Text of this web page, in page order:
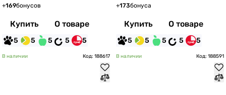
+169бонусов
Купить О товаре
5 5 5 5 5
+173бонуса
Купить О товаре
5 5 5 5 5
В наличии Код: 188617 В наличии Код: 188591